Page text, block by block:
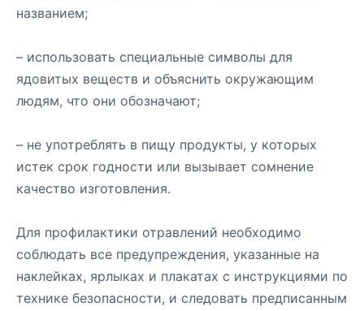
названием;
– использовать специальные символы для
ядовитых веществ и объяснить окружающим
людям, что они обозначают;
– не употреблять в пищу продукты, у которых
истек срок годности или вызывает сомнение
качество изготовления.
Для профилактики отравлений необходимо
соблюдать все предупреждения, указанные на
наклейках, ярлыках и плакатах с инструкциями по
технике безопасности, и следовать предписанным